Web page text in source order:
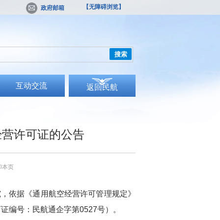
政府邮箱 【无障碍浏览】
搜索
互动交流 返回民航
许可证的公告
本页
依据《通用航空经营许可管理规定》
编号：民航通企字第0527号）。